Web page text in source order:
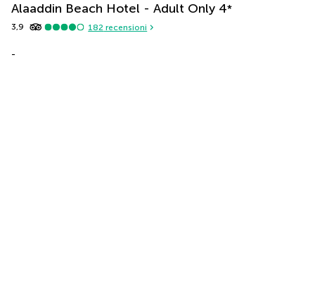
Alaaddin Beach Hotel - Adult Only 4*
3,9 182 recensioni
-